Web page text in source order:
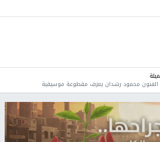
محمود رشدان يعزف مقطوعة موسيقية